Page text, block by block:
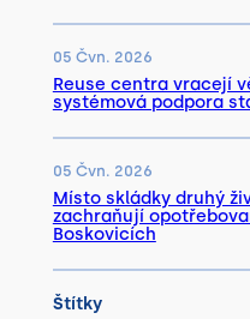
05 Čvn. 2026
Reuse centra vracejí
systémová podpora
05 Čvn. 2026
Místo skládky druhý
zachraňují
Boskovicích
Štítky